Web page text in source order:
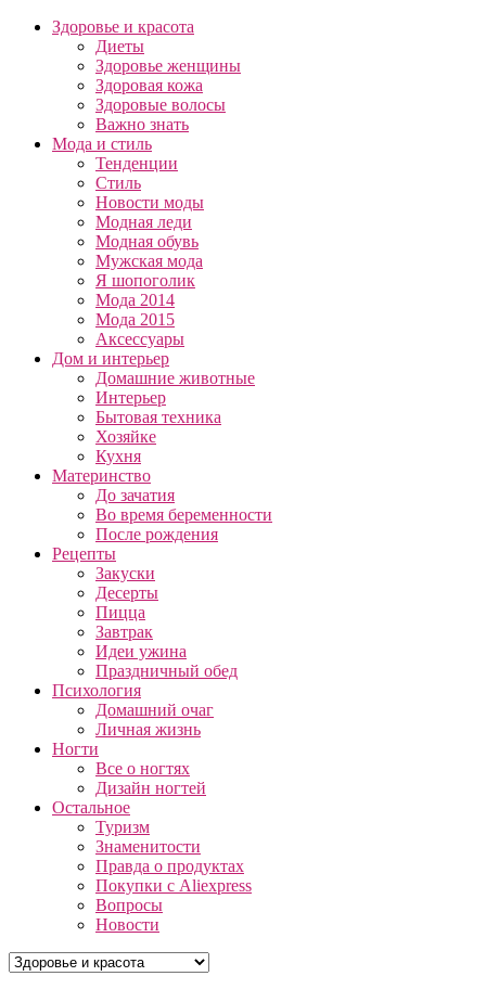
Здоровье и красота
Диеты
Здоровье женщины
Здоровая кожа
Здоровые волосы
Важно знать
Мода и стиль
Тенденции
Стиль
Новости моды
Модная леди
Модная обувь
Мужская мода
Я шопоголик
Мода 2014
Мода 2015
Аксессуары
Дом и интерьер
Домашние животные
Интерьер
Бытовая техника
Хозяйке
Кухня
Материнство
До зачатия
Во время беременности
После рождения
Рецепты
Закуски
Десерты
Пицца
Завтрак
Идеи ужина
Праздничный обед
Психология
Домашний очаг
Личная жизнь
Ногти
Все о ногтях
Дизайн ногтей
Остальное
Туризм
Знаменитости
Правда о продуктах
Покупки с Aliexpress
Вопросы
Новости